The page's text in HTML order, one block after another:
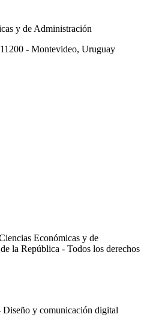
y de Administración
- Montevideo, Uruguay
Económicas y de
la República - Todos los derechos
Diseño y comunicación digital